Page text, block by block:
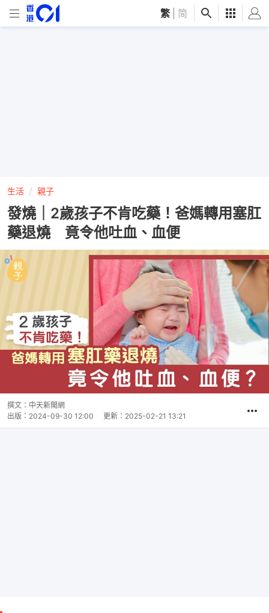
繁 简
生活 親子
發燒｜2歲孩子不肯吃藥！爸媽轉用塞肛
藥退燒 竟令他吐血、血便
撰文： 中天新聞網
出版： 2024-09-30 12:00 更新： 2025-02-21 13:21